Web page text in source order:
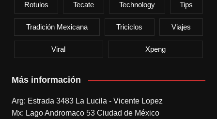
Rotulos Tecate Technology Tips
Tradición Mexicana Triciclos Viajes
Viral Xpeng
Más información
Arg: Estrada 3483 La Lucila - Vicente Lopez
Mx: Lago Andromaco 53 Ciudad de México